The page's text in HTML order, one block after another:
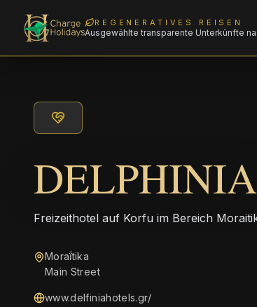
REGENERATIVES REISEN
Ausgewählte transparente Unterkünfte
Freizeithotel auf Korfu im Bereich
Moraḯtika
Main Street
www.delfiniahotels.gr/